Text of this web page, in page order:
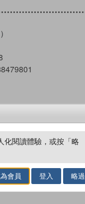
加入閱讀紀錄
化閱讀體驗，或按「略
會員 登入 略過